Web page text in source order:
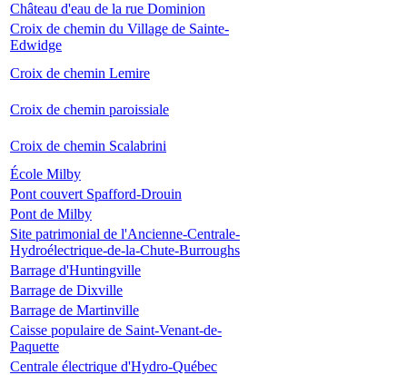
Château d'eau de la rue Dominion
Croix de chemin du Village de Sainte-
Edwidge
Croix de chemin Lemire
Croix de chemin paroissiale
Croix de chemin Scalabrini
École Milby
Pont couvert Spafford-Drouin
Pont de Milby
Site patrimonial de l'Ancienne-Centrale-
Hydroélectrique-de-la-Chute-Burroughs
Barrage d'Huntingville
Barrage de Dixville
Barrage de Martinville
Caisse populaire de Saint-Venant-de-
Paquette
Centrale électrique d'Hydro-Québec